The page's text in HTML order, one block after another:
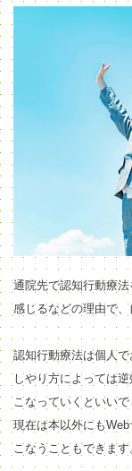
通院先で認知行動療
感じるなどの理由で
認知行動療法は個人
しやり方によっては
こなっていくといいで
現在は本以外にも
こなうこともできます